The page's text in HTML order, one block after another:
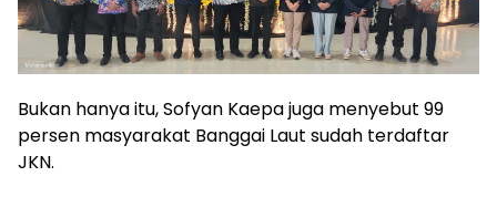
Bukan hanya itu, Sofyan Kaepa juga menyebut 99
persen masyarakat Banggai Laut sudah terdaftar
JKN.